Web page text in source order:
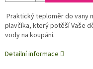
Praktický teploměr do vany
plavčíka, který potěší Vaše
vody na koupání.
Detailní informace